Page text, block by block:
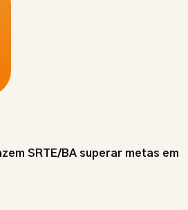
SRTE/BA superar metas em